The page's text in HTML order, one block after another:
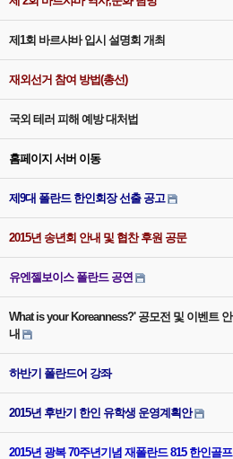
제1회 바르샤바 입시 설명회 개최
재외선거 참여 방법(총선)
국외 테러 피해 예방 대처법
홈페이지 서버 이동
제9대 폴란드 한인회장 선출 공고
2015년 송년회 안내 및 협찬 후원 공문
유엔젤보이스 폴란드 공연
What is your Koreanness?' 공모전 및 이벤트 안
내
하반기 폴란드어 강좌
2015년 후반기 한인 유학생 운영계획안
2015년 광복 70주년기념 재폴란드 815 한인골프